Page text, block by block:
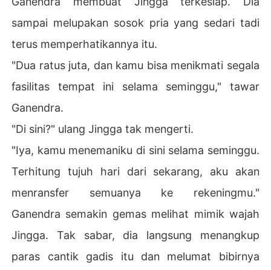
sampai melupakan sosok pria yang sedari tadi
terus memperhatikannya itu.
"Dua ratus juta, dan kamu bisa menikmati segala
fasilitas tempat ini selama seminggu," tawar
Ganendra.
"Di sini?" ulang Jingga tak mengerti.
"Iya, kamu menemaniku di sini selama seminggu.
Terhitung tujuh hari dari sekarang, aku akan
menransfer semuanya ke rekeningmu."
Ganendra semakin gemas melihat mimik wajah
Jingga. Tak sabar, dia langsung menangkup
paras cantik gadis itu dan melumat bibirnya